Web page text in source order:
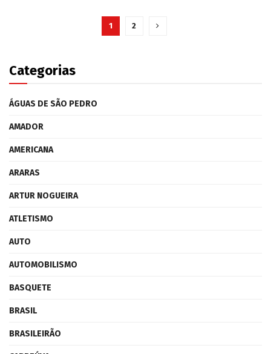
1 2
Categorias
ÁGUAS DE SÃO PEDRO
AMADOR
AMERICANA
ARARAS
ARTUR NOGUEIRA
ATLETISMO
AUTO
AUTOMOBILISMO
BASQUETE
BRASIL
BRASILEIRÃO